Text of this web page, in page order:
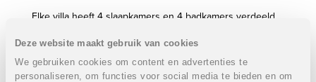
Deze website maakt gebruik van cookies
We gebruiken cookies om content en advertenties te
personaliseren, om functies voor social media te bieden en om
Elke villa heeft 4 slaapkamers en 4 badkamers verdeeld
ingericht worden met een spa en/of fitness.
Eigenschappen villa’s:VERKOCHT